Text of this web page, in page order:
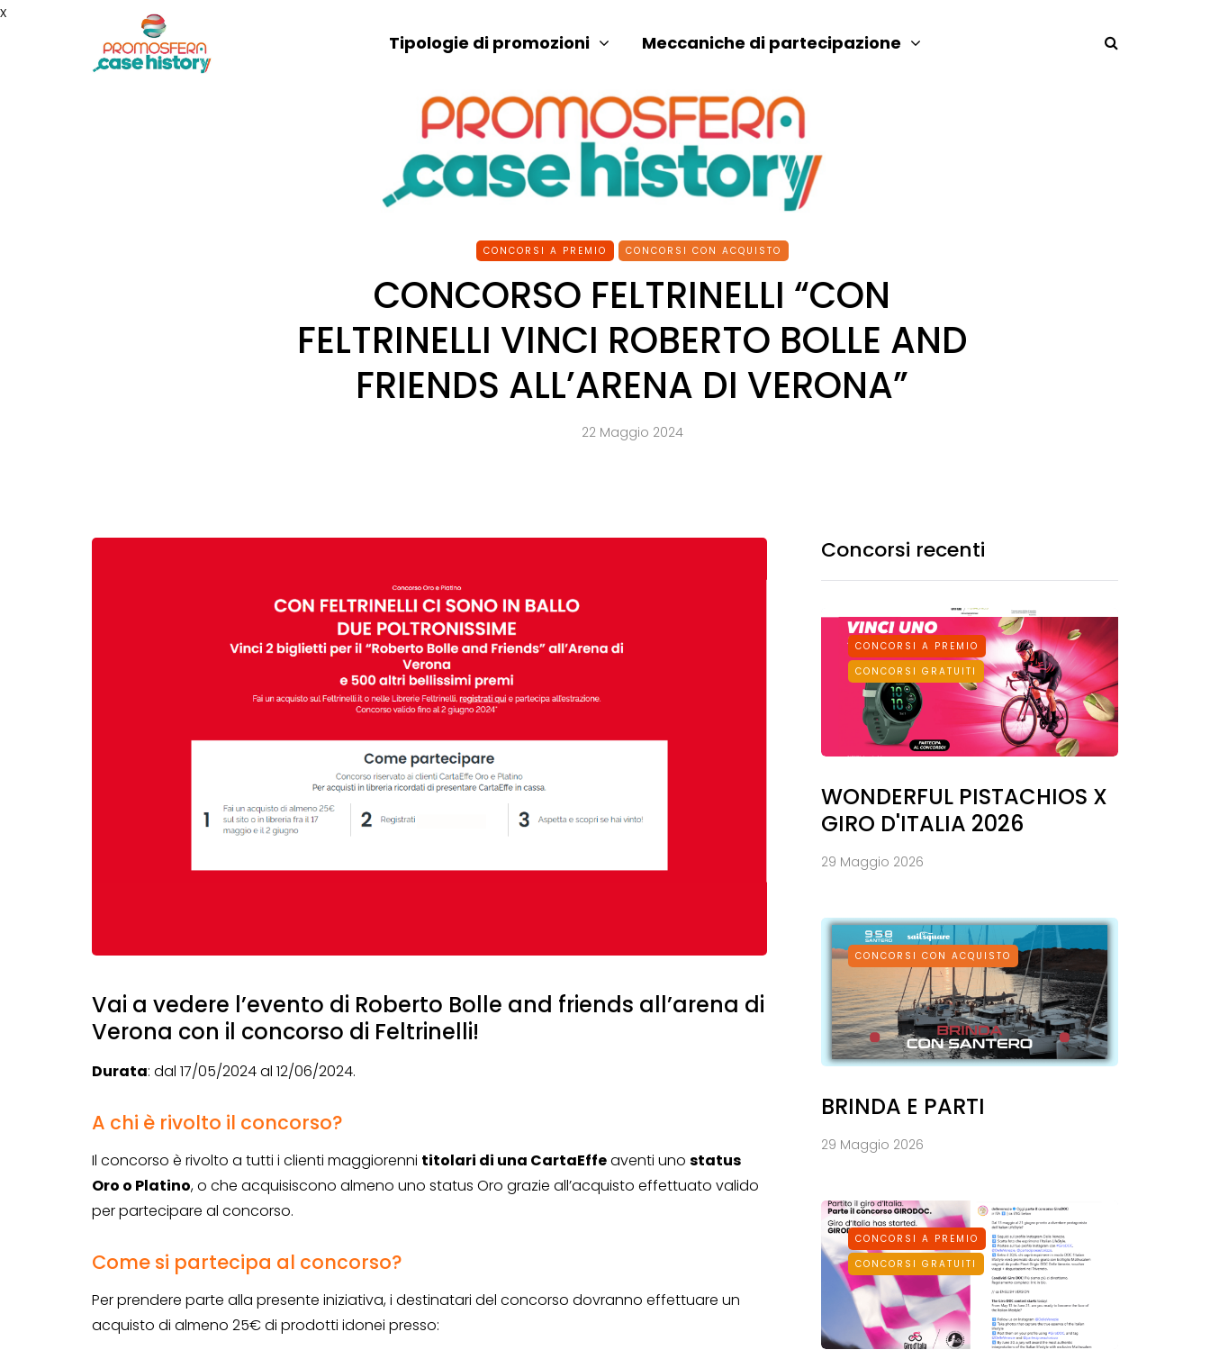
x
Tipologie di promozioni Meccaniche di partecipazione
CONCORSI A PREMIO CONCORSI CON ACQUISTO
CONCORSO FELTRINELLI “CON
FELTRINELLI VINCI ROBERTO BOLLE AND
FRIENDS ALL’ARENA DI VERONA”
22 Maggio 2024
Vai a vedere l’evento di Roberto Bolle and friends all’arena di
Verona con il concorso di Feltrinelli!
Durata: dal 17/05/2024 al 12/06/2024.
A chi è rivolto il concorso?
Il concorso è rivolto a tutti i clienti maggiorenni titolari di una CartaEffeaventi uno status
Oro o Platino, o che acquisiscono almeno uno status Oro grazie all’acquisto effettuato valido
per partecipare al concorso.
Come si partecipa al concorso?
Per prendere parte alla presente iniziativa, i destinatari del concorso dovranno effettuare un
acquisto di almeno 25€ di prodotti idonei presso:
Concorsi recenti
CONCORSI A PREMIO
CONCORSI GRATUITI
WONDERFUL PISTACHIOS X
GIRO D'ITALIA 2026
29 Maggio 2026
CONCORSI CON ACQUISTO
BRINDA E PARTI
29 Maggio 2026
CONCORSI A PREMIO
CONCORSI GRATUITI